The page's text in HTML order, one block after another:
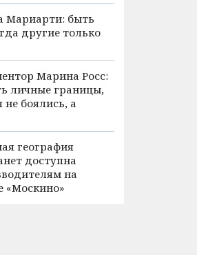
Мариарти: быть
другие только
Марина Росс:
личные границы,
не боялись, а
география
доступна
на
«Москино»